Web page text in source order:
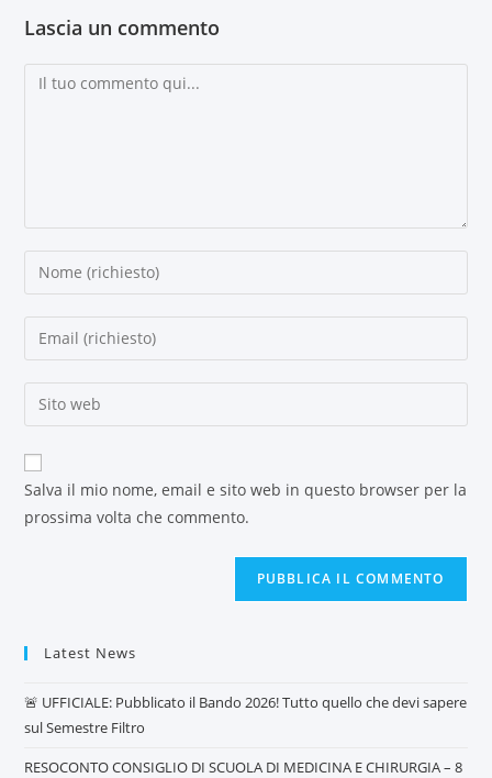
Lascia un commento
Salva il mio nome, email e sito web in questo browser per la
prossima volta che commento.
Latest News
🚨 UFFICIALE: Pubblicato il Bando 2026! Tutto quello che devi sapere
sul Semestre Filtro
RESOCONTO CONSIGLIO DI SCUOLA DI MEDICINA E CHIRURGIA – 8